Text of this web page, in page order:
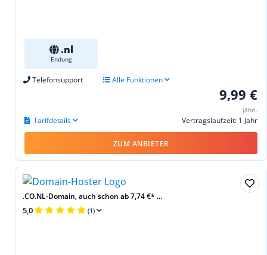
.nl
Endung
Telefonsupport Alle Funktionen
9,99 €
jährl.
Vertragslaufzeit: 1 Jahr
Tarifdetails
ZUM ANBIETER
.CO.NL-Domain, auch schon ab 7,74 €* ...
5,0 (1)